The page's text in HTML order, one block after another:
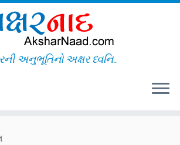
અનુભૂતિનો અક્ષર ધ્વનિ..